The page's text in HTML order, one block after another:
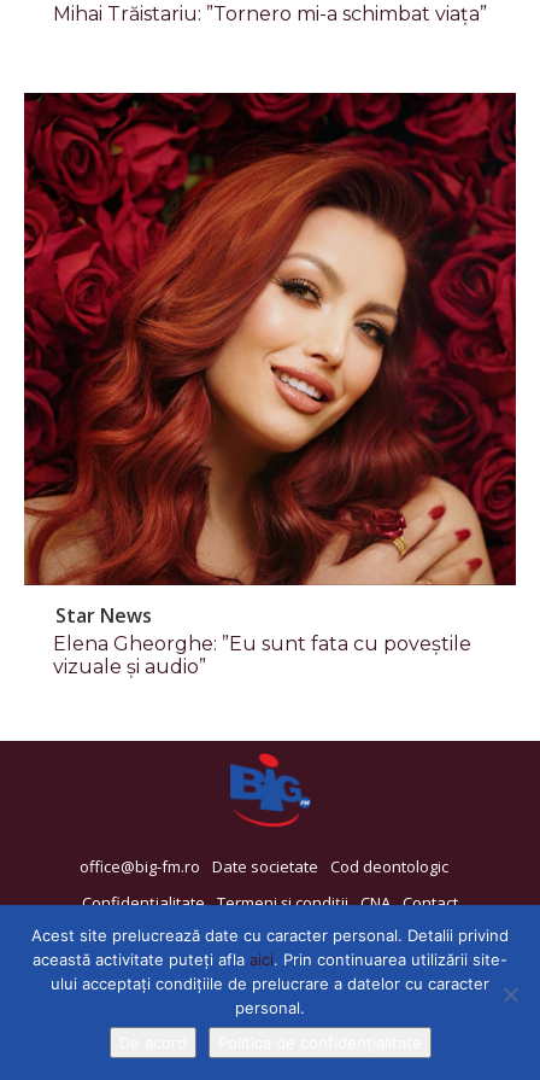
Mihai Trăistariu: ”Tornero mi-a schimbat viața”
Star News
Elena Gheorghe: ”Eu sunt fata cu poveștile
vizuale și audio”
office@big-fm.ro Date societate
Cod deontologic
Confidențialitate Termeni și condiții CNA Contact
Acest site prelucrează date cu caracter personal. Detalii privind
această activitate puteți afla aici. Prin continuarea utilizării site-
ului acceptați condițiile de prelucrare a datelor cu caracter
personal.